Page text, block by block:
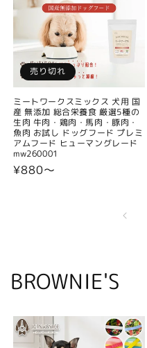
売り切れ
ミートワークスミックス 犬用 国
産 無添加 総合栄養食 厳選5種の
生肉 牛肉・鶏肉・馬肉・豚肉・
魚肉 お試し ドッグフード プレミ
アムフード ヒューマングレード
mw260001
通
¥880〜
BROWNIE'S